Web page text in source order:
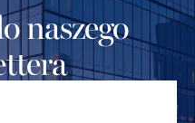
naszego